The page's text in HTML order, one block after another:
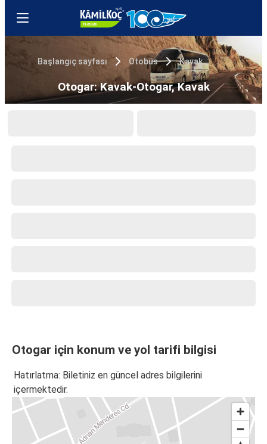
Başlangıç sayfası Otobüs Kavak
Otogar: Kavak-Otogar, Kavak
Otogar için konum ve yol tarifi bilgisi
Hatırlatma: Biletiniz en güncel adres bilgilerini
içermektedir.